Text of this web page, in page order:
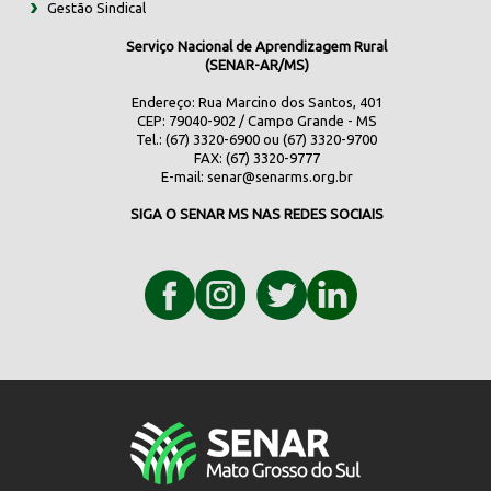
Gestão Sindical
Serviço Nacional de Aprendizagem Rural
(SENAR-AR/MS)
Endereço: Rua Marcino dos Santos, 401
CEP: 79040-902 / Campo Grande - MS
Tel.: (67) 3320-6900 ou (67) 3320-9700
FAX: (67) 3320-9777
E-mail: senar@senarms.org.br
SIGA O SENAR MS NAS REDES SOCIAIS